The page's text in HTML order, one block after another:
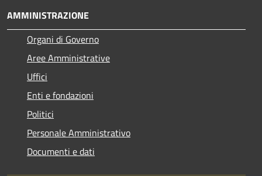
AMMINISTRAZIONE
Organi di Governo
Aree Amministrative
Uffici
Enti e fondazioni
Politici
Personale Amministrativo
Documenti e dati